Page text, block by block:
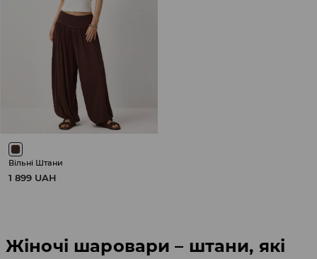
Вільні Штани
1 899 UAH
Жіночі шаровари – штани, які